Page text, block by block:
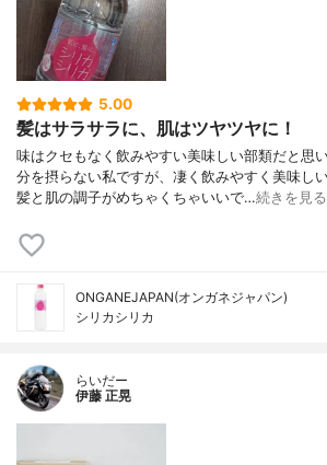
5.00
髪はサラサラに、肌はツヤツヤに！
味はクセもなく飲みやすい美味しい部類だと思
分を摂らない私ですが、凄く飲みやすく美味し
髪と肌の調子がめちゃくちゃいいで…続きを見る
ONGANEJAPAN(オンガネジャパン)
シリカシリカ
らいだー
伊藤 正晃